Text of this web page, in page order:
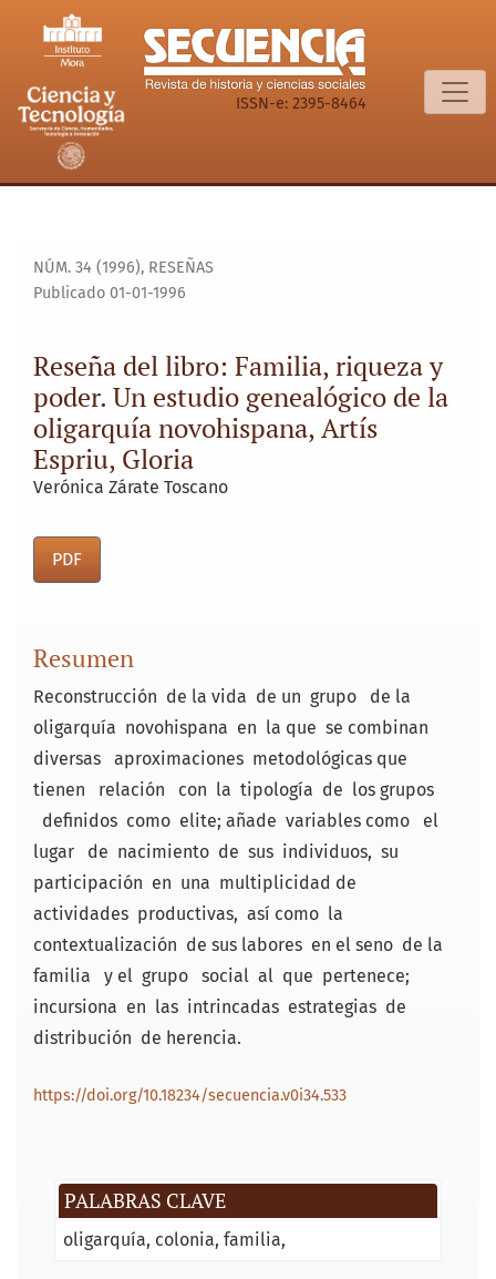
Reseña del libro: Familia, riqueza y poder. Un estudio
ISSN-e: 2395-8464
NÚM. 34 (1996), RESEÑAS
Reseña del libro: Familia, riqueza y
poder. Un estudio genealógico de la
oligarquía novohispana, Artís
Espriu, Gloria
Publicado 01-01-1996
Verónica Zárate Toscano
PDF
PALABRAS CLAVE
oligarquía colonia familia
Resumen
Reconstrucción de la vida de un grupo de la
oligarquía novohispana en la que se combinan
diversas aproximaciones metodológicas que
tienen relación con la tipología de los grupos
definidos como elite; añade variables como el
lugar de nacimiento de sus individuos, su
participación en una multiplicidad de
actividades productivas, así como la
contextualización de sus labores en el seno de la
familia y el grupo social al que pertenece;
incursiona en las intrincadas estrategias de
distribución de herencia.
https://doi.org/10.18234/secuencia.v0i34.533